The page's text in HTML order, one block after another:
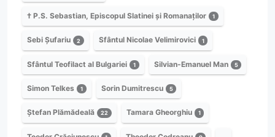
† P.S. Sebastian, Episcopul Slatinei și Romanaților 1
Sebi Șufariu 2 Sfântul Nicolae Velimirovici 1
Sfântul Teofilact al Bulgariei 1 Silvian-Emanuel Man 5
Simon Telkes 1 Sorin Dumitrescu 5
Ștefan Plămădeală 22 Tamara Gheorghiu 1